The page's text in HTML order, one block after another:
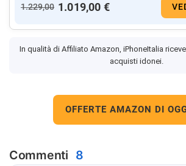
1.229,00 1.019,00 €
In qualità di Affiliato Amazon, iPhoneItalia
acquisti idonei.
OFFERTE AMAZON DI
Commenti 8